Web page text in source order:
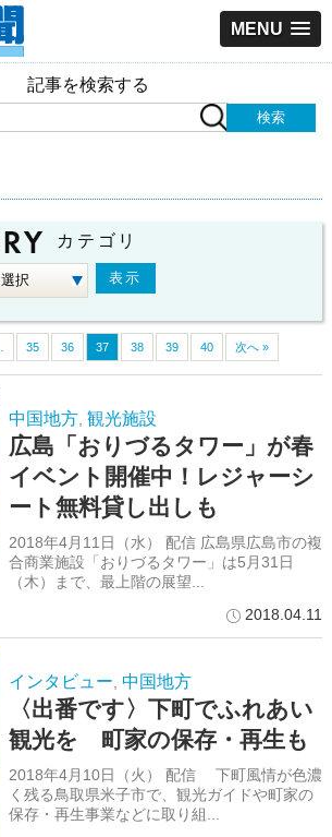
MENU
記事を検索する
カテゴリ
35 36 37 38 39 40 次へ »
中国地方, 観光施設
広島「おりづるタワー」が春
イベント開催中！レジャーシ
ート無料貸し出しも
2018年4月11日（水） 配信 広島県広島市の複
合商業施設「おりづるタワー」は5月31日
（木）まで、最上階の展望...
2018.04.11
インタビュー, 中国地方
〈出番です〉下町でふれあい
観光を 町家の保存・再生も
2018年4月10日（火） 配信 下町風情が色濃
く残る鳥取県米子市で、観光ガイドや町家の
保存・再生事業などに取り組...